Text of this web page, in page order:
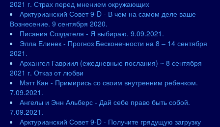
2021 г. Страх перед мнением окружающих
Арктурианский Совет 9-D - В чем на самом деле ваше
Вознесение. 9 сентября 2020.
Писания Создателя - Я выбираю. 9.09.2021.
Элла Елинек - Прогноз Бесконечности на 8 – 14 сентября
2021.
Архангел Гавриил (ежедневные послания) ~ 8 сентября
2021 г. Отказ от любви
Мэтт Кан - Примирись со своим внутренним ребенком.
7.09.2021.
Ангелы и Энн Альберс - Дай себе право быть собой.
7.09.2021.
Арктурианский Совет 9-D - Получите грядущую загрузку